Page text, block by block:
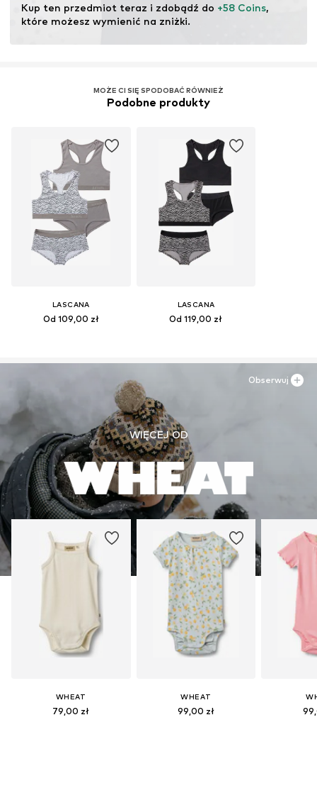
Kup ten przedmiot teraz i zdobądź do +58 Coins,
które możesz wymienić na zniżki.
MOŻE CI SIĘ SPODOBAĆ RÓWNIEŻ
Podobne produkty
LASCANA
Od 109,00 zł
LASCANA
Od 119,00 zł
WIĘCEJ OD
WHEAT
79,00 zł
WHEAT
99,00 zł
Obserwuj